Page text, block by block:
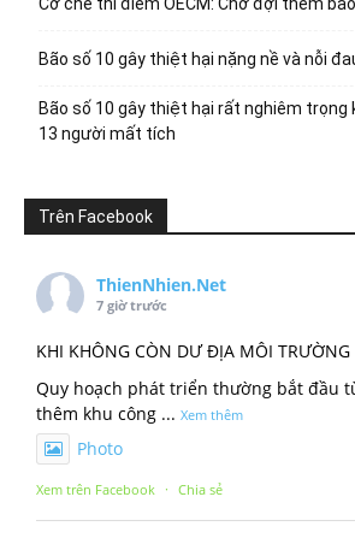
Bão số 10 gây thiệt hại nặng nề và nỗi
Bão số 10 gây thiệt hại rất nghiêm trọng
13 người mất tích
Trên Facebook
ThienNhien.Net
7 giờ trước
KHI KHÔNG CÒN DƯ ĐỊA MÔI TRƯỜNG
Quy hoạch phát triển thường bắt đầu
thêm khu công ... Xem thêm
Photo
Xem trên Facebook · Chia sẻ